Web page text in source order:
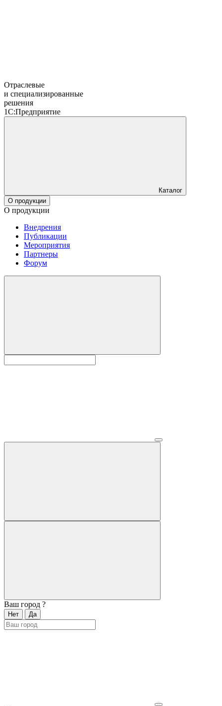
Отраслевые
и специализированные
решения
1С:Предприятие
Каталог
О продукции
О продукции
Внедрения
Публикации
Мероприятия
Партнеры
Форум
Ваш город ?
Нет Да